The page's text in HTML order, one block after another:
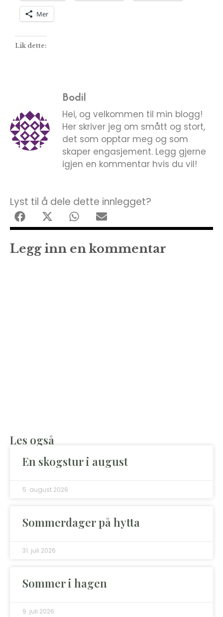
Mer
Lik dette:
Bodil
Hei, og velkommen til min blogg!
Her skriver jeg om smått og stort,
det som opptar meg og som
skaper engasjement. Legg gjerne
igjen en kommentar hvis du vil!
Lyst til å dele dette innlegget?
Legg inn en kommentar
Les også
En skogstur i august
5. august 2026
Sommerdager på hytta
31. juli 2026
Sommer i hagen
9. juli 2026